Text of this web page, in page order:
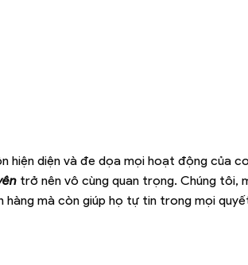
hiện diện và đe dọa mọi hoạt động của
trở nên vô cùng quan trọng. Chúng tôi,
hàng mà còn giúp họ tự tin trong mọi